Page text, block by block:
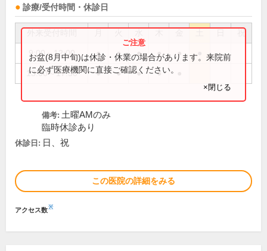
診療/受付時間・休診日
祝
9:00～12:00 ● ● ● ● ●
13:00～17:30 ● ● ● ●
お盆(8月中旬)は休診・休業の場合があります。来院前
に必ず医療機関に直接ご確認ください。
×閉じる
備考: 土曜AMのみ
臨時休診あり
休診日: 日、祝
この医院の詳細をみる
アクセス数※